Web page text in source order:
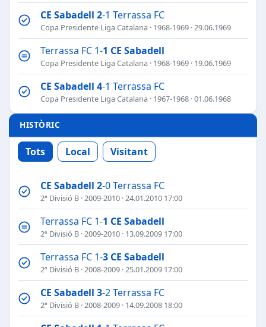
CE Sabadell 2-1 Terrassa FC
Copa Presidente Liga Catalana · 1968-1969 · 29.06.1969
Terrassa FC 1-1 CE Sabadell
Copa Presidente Liga Catalana · 1968-1969 · 19.06.1969
CE Sabadell 4-1 Terrassa FC
Copa Presidente Liga Catalana · 1967-1968 · 01.06.1968
HISTÒRIC
Tots Local Visitant
CE Sabadell 2-0 Terrassa FC
2ª Divisió B ·2009-2010 · 24.01.2010 17:00
Terrassa FC 1-1 CE Sabadell
2ª Divisió B ·2009-2010 · 13.09.2009 17:00
Terrassa FC 1-3 CE Sabadell
2ª Divisió B ·2008-2009 · 25.01.2009 17:00
CE Sabadell 3-2 Terrassa FC
2ª Divisió B ·2008-2009 · 14.09.2008 18:00